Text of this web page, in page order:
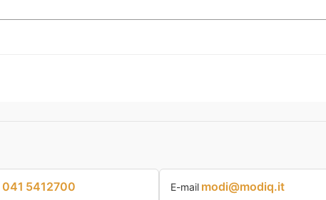
041 5412700 E-mail modi@modiq.it